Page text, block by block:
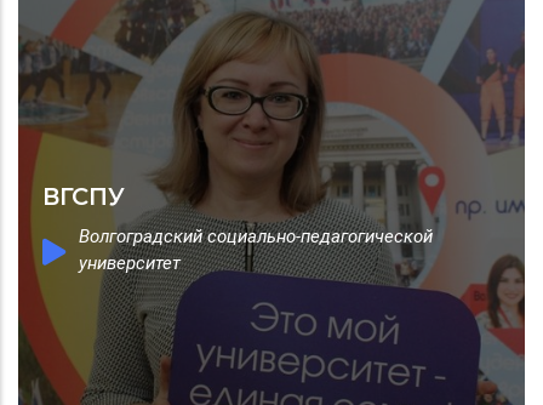
ВГСПУ
Волгоградский социально-педагогической
университет